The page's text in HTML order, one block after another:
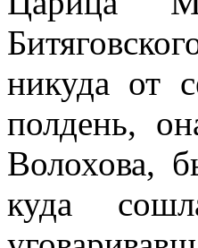
никуда от
полдень,
Волохова,
куда